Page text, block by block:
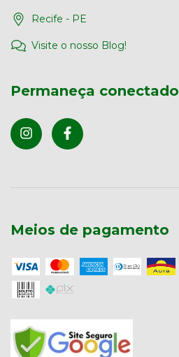
Recife - PE
Visite o nosso Blog!
Permaneça conectado
Meios de pagamento